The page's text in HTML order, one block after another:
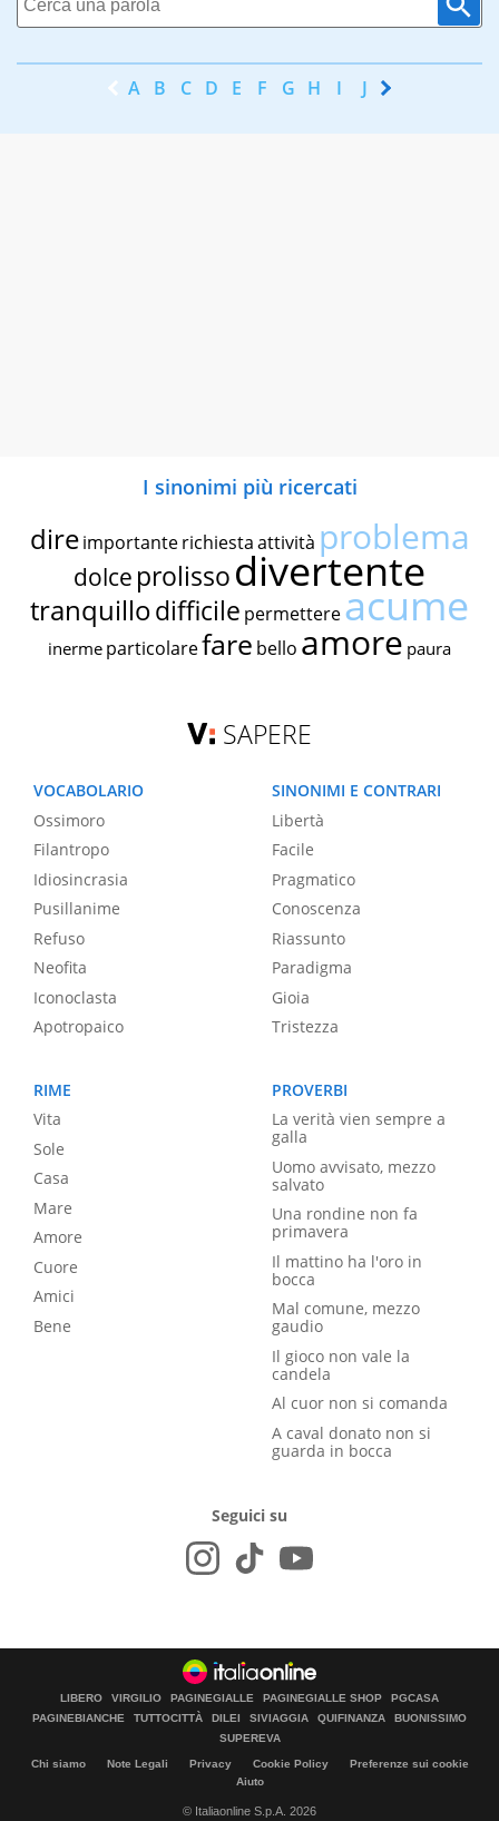
A B C D E F G H I J K
I sinonimi più ricercati
dire importante richiestaattività problema
dolce prolissodivertente
tranquillodifficile permettereacume
inerme particolarefare bello amore paura
SAPERE
VOCABOLARIO
Ossimoro
Filantropo
Idiosincrasia
Pusillanime
Refuso
Neofita
Iconoclasta
Apotropaico
SINONIMI E CONTRARI
Libertà
Facile
Pragmatico
Conoscenza
Riassunto
Paradigma
Gioia
Tristezza
RIME
Vita
Sole
Casa
Mare
Amore
Cuore
Amici
Bene
PROVERBI
La verità vien sempre a
galla
Uomo avvisato, mezzo
salvato
Una rondine non fa
primavera
Il mattino ha l'oro in
bocca
Mal comune, mezzo
gaudio
Il gioco non vale la
candela
Al cuor non si comanda
A caval donato non si
guarda in bocca
Seguici su
LIBERO VIRGILIO PAGINEGIALLE PAGINEGIALLE SHOP
PGCASA
PAGINEBIANCHE
TUTTOCITTÀ DILEI SIVIAGGIA QUIFINANZA
BUONISSIMO
SUPEREVA
Chi siamo Note Legali Privacy Cookie Policy
Preferenze sui cookie
Aiuto
© Italiaonline S.p.A. 2026